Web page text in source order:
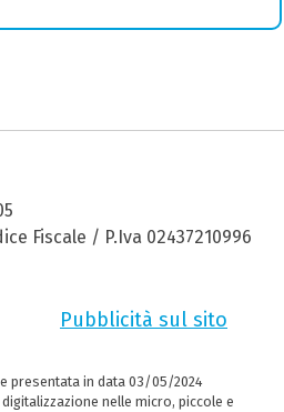
Fiscale / P.Iva 02437210996
Pubblicità sul sito
presentata in data 03/05/2024
nelle micro, piccole e